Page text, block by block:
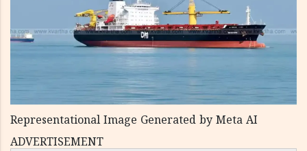
Representational Image Generated by Meta AI
ADVERTISEMENT